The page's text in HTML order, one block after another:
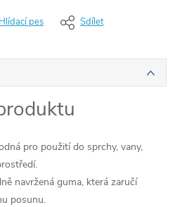
Hlídací pes Sdílet
pro použití do sprchy, vany,
navržená guma, která zaručí
posunu.